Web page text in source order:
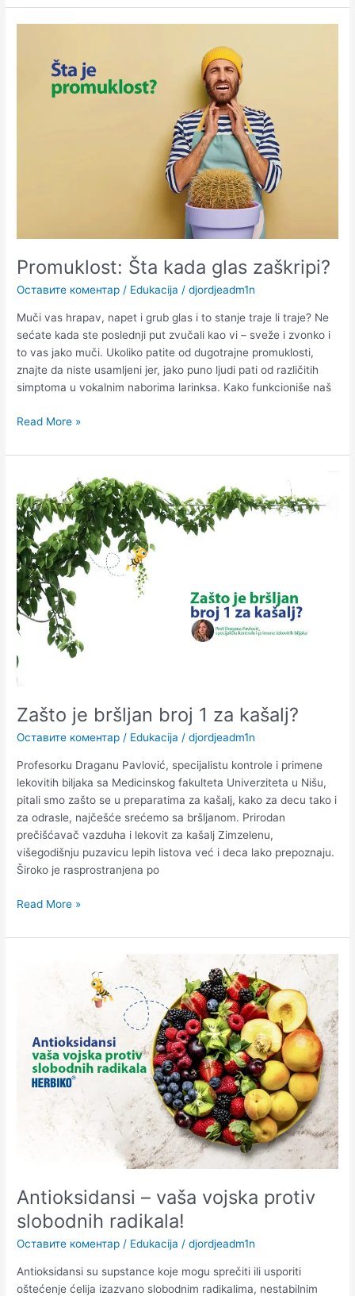
Promuklost: Šta kada glas zaškripi?
Оставите коментар / Edukacija /djordjeadm1n
Muči vas hrapav, napet i grub glas i to stanje traje li traje? Ne
sećate kada ste poslednji put zvučali kao vi – sveže i zvonko i
to vas jako muči. Ukoliko patite od dugotrajne promuklosti,
znajte da niste usamljeni jer, jako puno ljudi pati od različitih
simptoma u vokalnim naborima larinksa. Kako funkcioniše naš
zaškripi?
Read More »
Zašto je bršljan broj 1 za kašalj?
Оставите коментар / Edukacija /djordjeadm1n
Profesorku Draganu Pavlović, specijalistu kontrole i primene
lekovitih biljaka sa Medicinskog fakulteta Univerziteta u Nišu,
pitali smo zašto se u preparatima za kašalj, kako za decu tako i
za odrasle, najčešće srećemo sa bršljanom. Prirodan
prečišćavač vazduha i lekovit za kašalj Zimzelenu,
višegodišnju puzavicu lepih listova već i deca lako prepoznaju.
Široko je rasprostranjena po
je
bršljan
broj
1
za
kašalj?
Read More »
Antioksidansi – vaša vojska protiv
slobodnih radikala!
Оставите коментар / Edukacija /djordjeadm1n
Antioksidansi su supstance koje mogu sprečiti ili usporiti
oštećenje ćelija izazvano slobodnim radikalima, nestabilnim
slobodnih
radikala!